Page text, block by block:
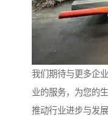
我们期待与更多企
业的服务，为您的
推动行业进步与发展